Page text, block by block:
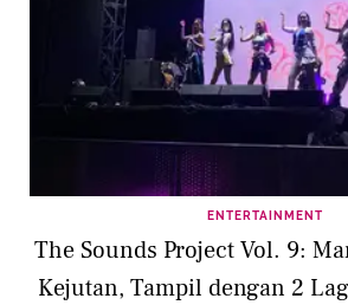
ENTERTAINMENT
The Sounds Project Vol. 9:
Kejutan, Tampil dengan 2